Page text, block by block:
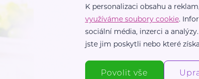
K personalizaci obsahu a
využíváme soubory cookie.
sociální média, inzerci a
jste jim poskytli nebo které
Povolit vše